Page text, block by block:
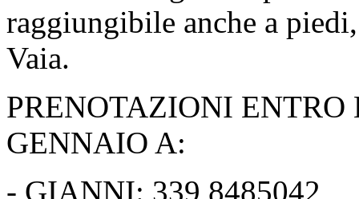
raggiungibile anche a
Vaia.
PRENOTAZIONI
GENNAIO A:
- GIANNI: 339 8485042